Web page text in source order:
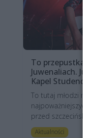
To przepustka
Juwenaliach.
Kapel
To tutaj młodzi
przed szczecińską
Aktualności